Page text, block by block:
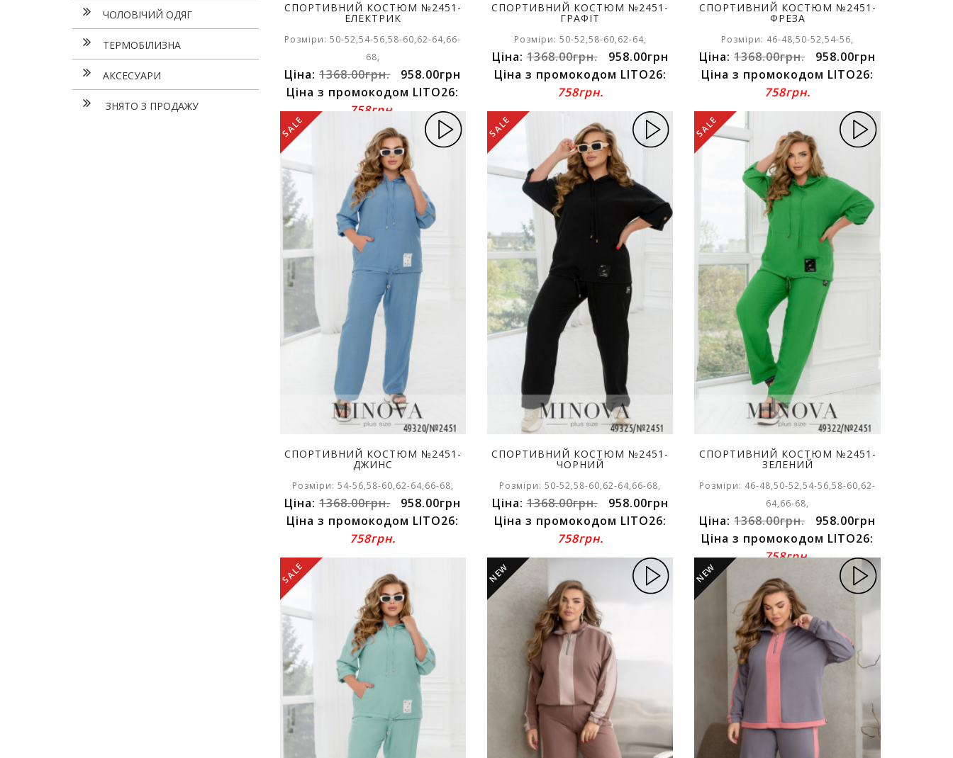
ЧОЛОВІЧИЙ ОДЯГ
ТЕРМОБІЛИЗНА
АКСЕСУАРИ
ЗНЯТО З ПРОДАЖУ
СПОРТИВНИЙ КОСТЮМ №2451-
ЕЛЕКТРИК
Розміри: 50-52,54-56,58-60,62-64,66-
68,
Ціна:1368.00грн.
958.00грн
Ціна з промокодом LITO26:
758грн.
СПОРТИВНИЙ КОСТЮМ №2451-
ГРАФІТ
Розміри: 50-52,58-60,62-64,
Ціна:1368.00грн.
958.00грн
Ціна з промокодом LITO26:
758грн.
СПОРТИВНИЙ КОСТЮМ №2451-
ФРЕЗА
Розміри: 46-48,50-52,54-56,
Ціна:1368.00грн.
958.00грн
Ціна з промокодом LITO26:
758грн.
SALE
СПОРТИВНИЙ КОСТЮМ №2451-
ДЖИНС
Розміри: 54-56,58-60,62-64,66-68,
Ціна:1368.00грн.
958.00грн
Ціна з промокодом LITO26:
758грн.
SALE
СПОРТИВНИЙ КОСТЮМ №2451-
ЧОРНИЙ
Розміри: 50-52,58-60,62-64,66-68,
Ціна:1368.00грн.
958.00грн
Ціна з промокодом LITO26:
758грн.
SALE
СПОРТИВНИЙ КОСТЮМ №2451-
ЗЕЛЕНИЙ
Розміри: 46-48,50-52,54-56,58-60,62-
64,66-68,
Ціна:1368.00грн.
958.00грн
Ціна з промокодом LITO26:
758грн.
SALE NEW NEW